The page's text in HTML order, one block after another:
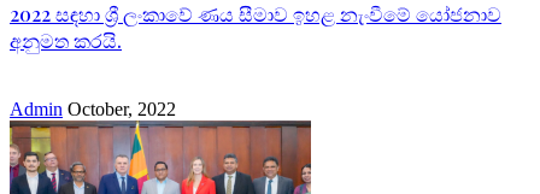
2022 සඳහා ශ්‍රී ලංකාවේ ණය සීමාව ඉහළ නැංවීමේ යෝජනාව
අනුමත කරයි.
Admin October, 2022